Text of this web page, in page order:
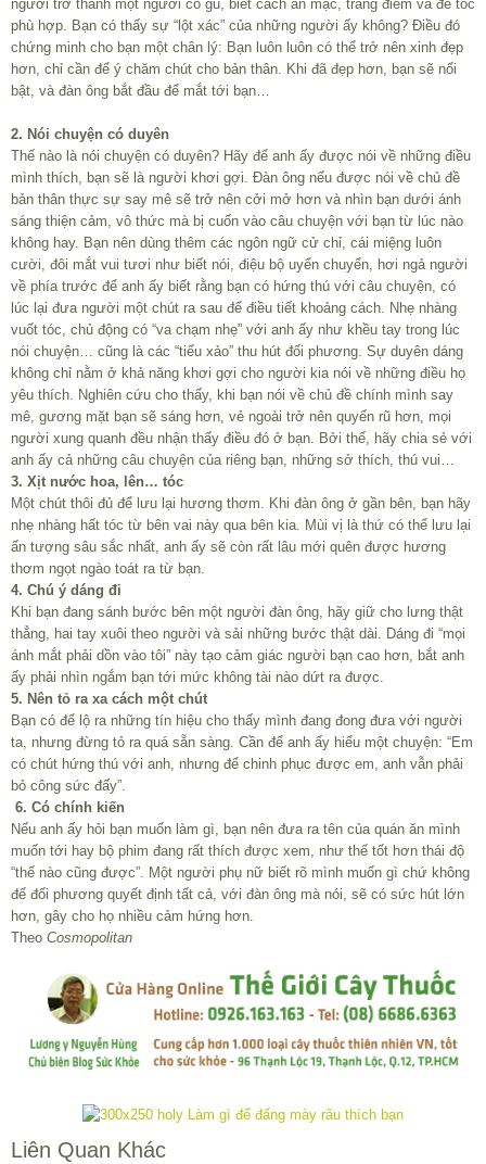
người trở thành một người có gu, biết cách ăn mặc, trang điểm và để tóc
phù hợp. Bạn có thấy sự “lột xác” của những người ấy không? Điều đó
chứng minh cho bạn một chân lý: Bạn luôn luôn có thể trở nên xinh đẹp
hơn, chỉ cần để ý chăm chút cho bản thân. Khi đã đẹp hơn, bạn sẽ nổi
bật, và đàn ông bắt đầu để mắt tới bạn…
2. Nói chuyện có duyên
Thế nào là nói chuyện có duyên? Hãy để anh ấy được nói về những điều
mình thích, bạn sẽ là người khơi gợi. Đàn ông nếu được nói về chủ đề
bản thân thực sự say mê sẽ trở nên cởi mở hơn và nhìn bạn dưới ánh
sáng thiện cảm, vô thức mà bị cuốn vào câu chuyện với bạn từ lúc nào
không hay. Bạn nên dùng thêm các ngôn ngữ cử chỉ, cái miệng luôn
cười, đôi mắt vui tươi như biết nói, điệu bộ uyển chuyển, hơi ngả người
về phía trước để anh ấy biết rằng bạn có hứng thú với câu chuyện, có
lúc lại đưa người một chút ra sau để điều tiết khoảng cách. Nhẹ nhàng
vuốt tóc, chủ động có “va chạm nhẹ” với anh ấy như khều tay trong lúc
nói chuyện… cũng là các “tiểu xảo” thu hút đối phương. Sự duyên dáng
không chỉ nằm ở khả năng khơi gợi cho người kia nói về những điều họ
yêu thích. Nghiên cứu cho thấy, khi bạn nói về chủ đề chính mình say
mê, gương mặt bạn sẽ sáng hơn, vẻ ngoài trở nên quyến rũ hơn, mọi
người xung quanh đều nhận thấy điều đó ở bạn. Bởi thế, hãy chia sẻ với
anh ấy cả những câu chuyện của riêng bạn, những sở thích, thú vui…
3. Xịt nước hoa, lên… tóc
Một chút thôi đủ để lưu lại hương thơm. Khi đàn ông ở gần bên, bạn hãy
nhẹ nhàng hất tóc từ bên vai này qua bên kia. Mùi vị là thứ có thể lưu lại
ấn tượng sâu sắc nhất, anh ấy sẽ còn rất lâu mới quên được hương
thơm ngọt ngào toát ra từ bạn.
4. Chú ý dáng đi
Khi bạn đang sánh bước bên một người đàn ông, hãy giữ cho lưng thật
thẳng, hai tay xuôi theo người và sải những bước thật dài. Dáng đi “mọi
ánh mắt phải dồn vào tôi” này tạo cảm giác người bạn cao hơn, bắt anh
ấy phải nhìn ngắm bạn tới mức không tài nào dứt ra được.
5. Nên tỏ ra xa cách một chút
Bạn có để lộ ra những tín hiệu cho thấy mình đang đong đưa với người
ta, nhưng đừng tỏ ra quá sẵn sàng. Cần để anh ấy hiểu một chuyện: “Em
có chút hứng thú với anh, nhưng để chinh phục được em, anh vẫn phải
bỏ công sức đấy”.
6. Có chính kiến
Nếu anh ấy hỏi bạn muốn làm gì, bạn nên đưa ra tên của quán ăn mình
muốn tới hay bộ phim đang rất thích được xem, như thế tốt hơn thái độ
“thế nào cũng được”. Một người phụ nữ biết rõ mình muốn gì chứ không
để đối phương quyết định tất cả, với đàn ông mà nói, sẽ có sức hút lớn
hơn, gây cho họ nhiều cảm hứng hơn.
Theo Cosmopolitan
Liên Quan Khác